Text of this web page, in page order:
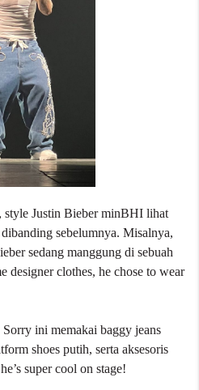
style Justin Bieber minBHI lihat
sebelumnya. Misalnya,
sedang manggung di sebuah
designer clothes, he chose to wear
ini memakai baggy jeans
shoes putih, serta aksesoris
super cool on stage!